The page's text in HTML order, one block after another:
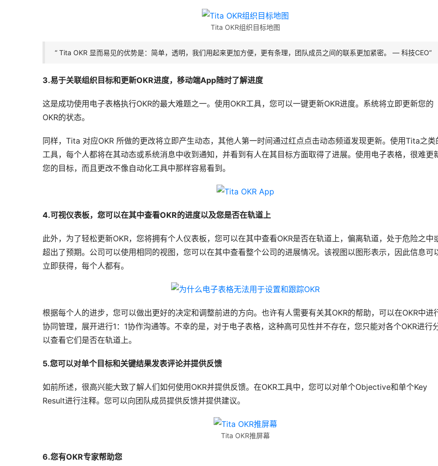
Tita OKR组织目标地图
“ Tita OKR 显而易见的优势是：简单，透明，我们用起来更加方便，更有条理，团队成员之间的联系更加紧密。 — 科技CEO”
3.易于关联组织目标和更新OKR进度，移动端App随时了解进度
这是成功使用电子表格执行OKR的最大难题之一。使用OKR工具，您可以一键更新OKR进度。系统将立即更新您的
OKR的状态。
同样，Tita 对应OKR 所做的更改将立即产生动态，其他人第一时间通过红点点击动态频道发现更新。使用Tita之类
工具，每个人都将在其动态或系统消息中收到通知，并看到有人在其目标方面取得了进展。使用电子表格，很难更
您的目标，而且更改不像自动化工具中那样容易看到。
4.可视仪表板，您可以在其中查看OKR的进度以及您是否在轨道上
此外，为了轻松更新OKR，您将拥有个人仪表板，您可以在其中查看OKR是否在轨道上，偏离轨道，处于危险之中
超出了预期。公司可以使用相同的视图，您可以在其中查看整个公司的进展情况。该视图以图形表示，因此信息可
立即获得，每个人都有。
根据每个人的进步，您可以做出更好的决定和调整前进的方向。也许有人需要有关其OKR的帮助，可以在OKR中进
协同管理，展开进行1：1协作沟通等。不幸的是，对于电子表格，这种高可见性并不存在，您只能对各个OKR进行
以查看它们是否在轨道上。
5.您可以对单个目标和关键结果发表评论并提供反馈
如前所述，很高兴能大致了解人们如何使用OKR并提供反馈。在OKR工具中，您可以对单个Objective和单个Key
Result进行注释。您可以向团队成员提供反馈并提供建议。
Tita OKR推屏幕
6.您有OKR专家帮助您